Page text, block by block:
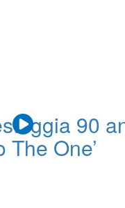
90
The One’